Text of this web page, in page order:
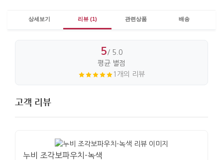
상세보기 리뷰 (1) 관련상품 배송
5/ 5.0
평균 별점
1개의 리뷰
고객 리뷰
누비 조각보파우치-녹색